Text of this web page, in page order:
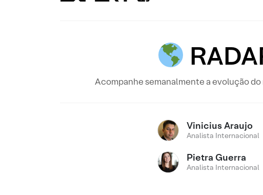
Acompanhe semanalmente a evolução do
Vinicius Araujo
Analista Internacional
Pietra Guerra
Analista Internacional